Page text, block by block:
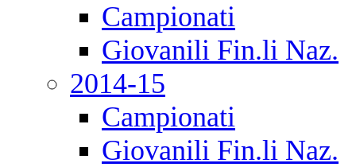
Campionati
Giovanili Fin.li Naz.
2014-15
Campionati
Giovanili Fin.li Naz.